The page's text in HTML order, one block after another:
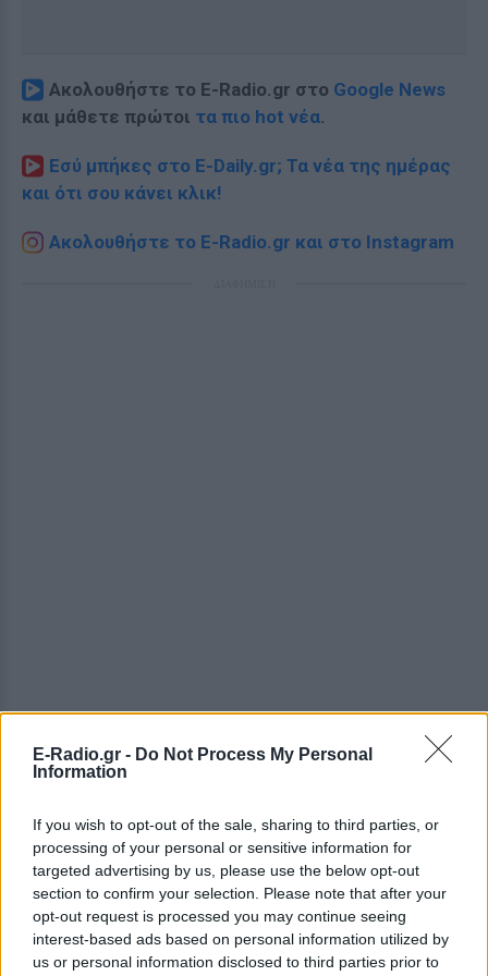
E-Radio.gr - Do Not Process My Personal
Information
If you wish to opt-out of the sale, sharing to third parties, or
processing of your personal or sensitive information for
targeted advertising by us, please use the below opt-out
section to confirm your selection. Please note that after your
opt-out request is processed you may continue seeing
interest-based ads based on personal information utilized by
us or personal information disclosed to third parties prior to
Ακολουθήστε το E-Radio.gr στο Google News
και μάθετε πρώτοι τα πιο hot νέα.
Εσύ μπήκες στο E-Daily.gr; Τα νέα της ημέρας
και ότι σου κάνει κλικ!
Ακολουθήστε το E-Radio.gr και στο Instagram
ΣΤΗΝ ΙΔΙΑ ΚΑΤΗΓΟΡΙΑ
Χρήστος Δάντης: «Συνάδελφοι
προσπαθούν να ξεχάσουν ότι
έγραψα το """"My Number